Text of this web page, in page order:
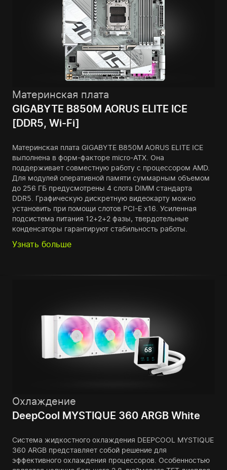
Материнская плата
GIGABYTE B850M AORUS ELITE ICE
[DDR5, Wi-Fi]
Материнская плата GIGABYTE B850M AORUS ELITE ICE
выполнена в форм-факторе micro-ATX. Она
поддерживает совместную работу с процессором AMD.
Для модулей оперативной памяти суммарным объемом
до 256 ГБ предусмотрены 4 слота DIMM стандарта
DDR5. Графическую дискретную видеокарту можно
установить при помощи слотов PCI-E x16. Усиленная
подсистема питания 12+2+2 фазы, твердотельные
конденсаторы гарантируют стабильность работы.
Узнать больше
Охлаждение
DeepCool MYSTIQUE 360 ARGB White
Система жидкостного охлаждения DEEPCOOL MYSTIQUE
360 ARGB представляет собой решение для
эффективного охлаждения процессоров. Особенностью